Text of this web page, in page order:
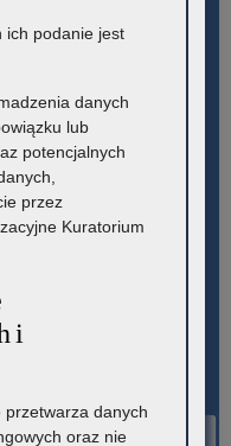
ich podanie jest
danych
lub
potencjalnych
przez
Kuratorium
i
danych
oraz nie